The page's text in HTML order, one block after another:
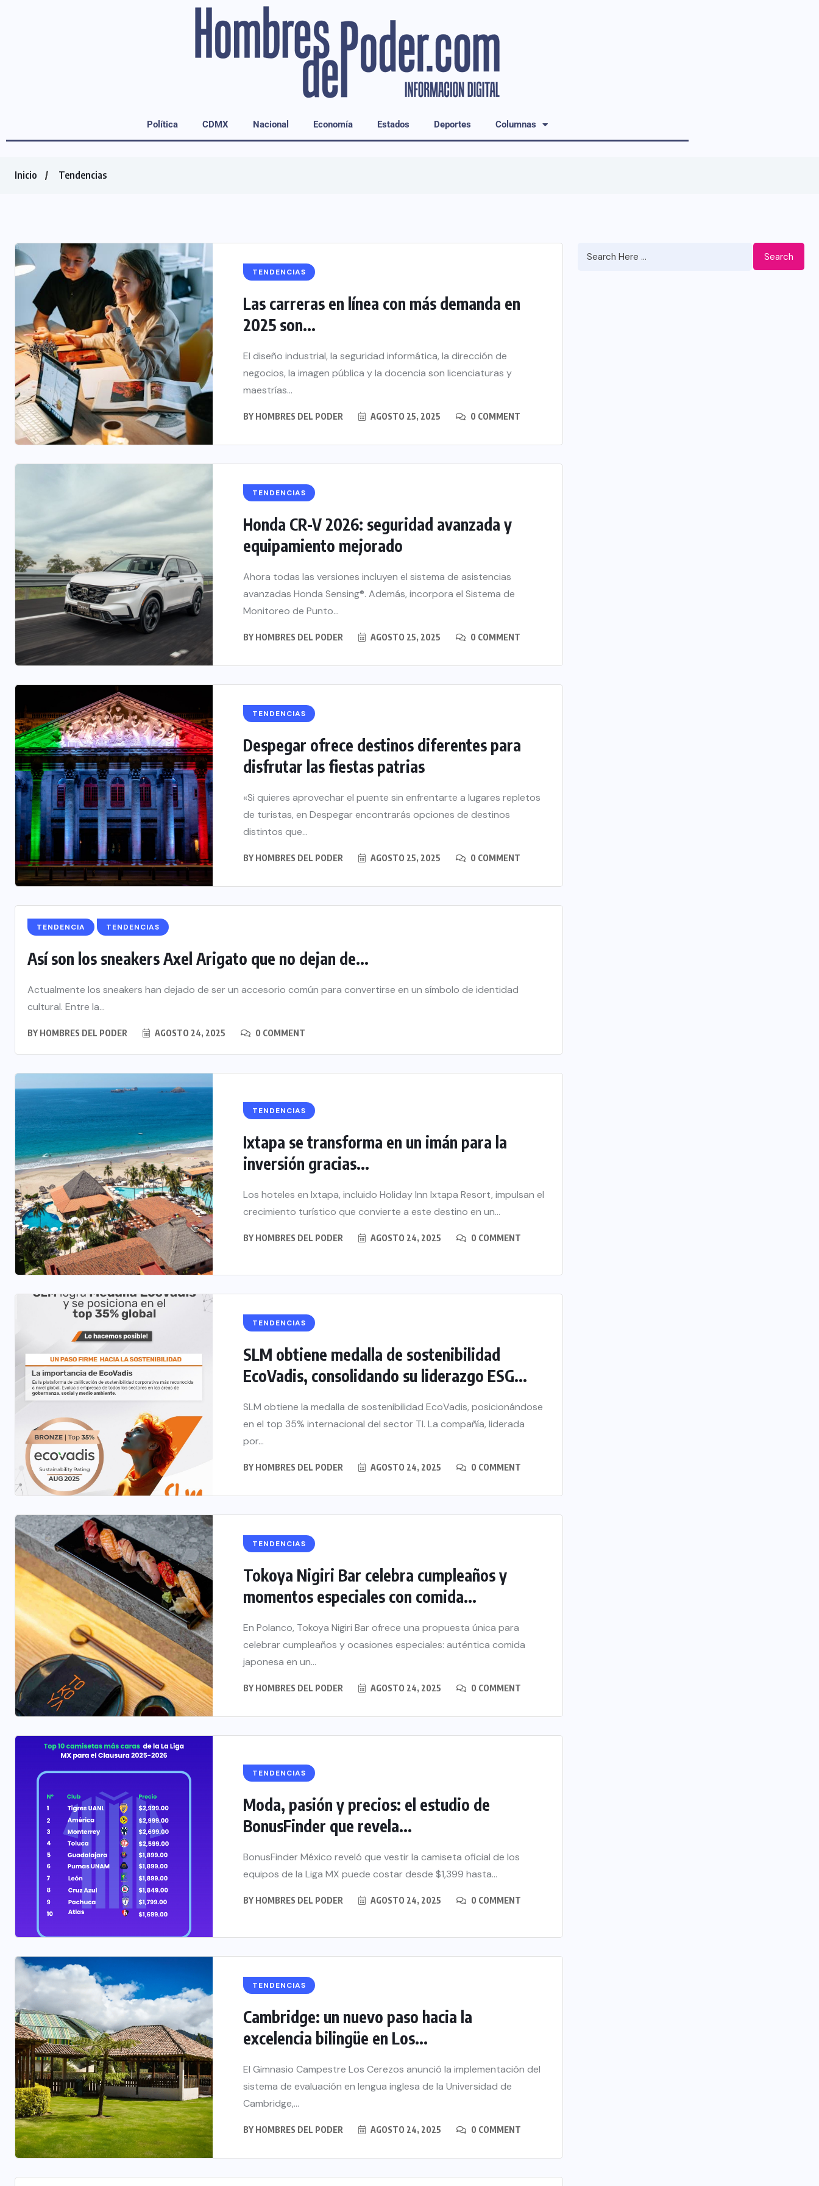
Política CDMX Nacional Economía Estados Deportes Columnas
Inicio Tendencias
TENDENCIAS
Las carreras en línea con más demanda en
2025 son...
El diseño industrial, la seguridad informática, la dirección de
negocios, la imagen pública y la docencia son licenciaturas y
maestrías...
BY HOMBRES DEL PODER AGOSTO 25, 2025 0 COMMENT
TENDENCIAS
Honda CR-V 2026: seguridad avanzada y
equipamiento mejorado
Ahora todas las versiones incluyen el sistema de asistencias
avanzadas Honda Sensing®. Además, incorpora el Sistema de
Monitoreo de Punto...
BY HOMBRES DEL PODER AGOSTO 25, 2025 0 COMMENT
TENDENCIAS
Despegar ofrece destinos diferentes para
disfrutar las fiestas patrias
«Si quieres aprovechar el puente sin enfrentarte a lugares repletos
de turistas, en Despegar encontrarás opciones de destinos
distintos que...
BY HOMBRES DEL PODER AGOSTO 25, 2025 0 COMMENT
TENDENCIA TENDENCIAS
Así son los sneakers Axel Arigato que no dejan de...
Actualmente los sneakers han dejado de ser un accesorio común para convertirse en un símbolo de identidad
cultural. Entre la...
BY HOMBRES DEL PODER AGOSTO 24, 2025 0 COMMENT
TENDENCIAS
Ixtapa se transforma en un imán para la
inversión gracias...
Los hoteles en Ixtapa, incluido Holiday Inn Ixtapa Resort, impulsan el
crecimiento turístico que convierte a este destino en un...
BY HOMBRES DEL PODER AGOSTO 24, 2025 0 COMMENT
TENDENCIAS
SLM obtiene medalla de sostenibilidad
EcoVadis, consolidando su liderazgo ESG...
SLM obtiene la medalla de sostenibilidad EcoVadis, posicionándose
en el top 35% internacional del sector TI. La compañía, liderada
por...
BY HOMBRES DEL PODER AGOSTO 24, 2025 0 COMMENT
TENDENCIAS
Tokoya Nigiri Bar celebra cumpleaños y
momentos especiales con comida...
En Polanco, Tokoya Nigiri Bar ofrece una propuesta única para
celebrar cumpleaños y ocasiones especiales: auténtica comida
japonesa en un...
BY HOMBRES DEL PODER AGOSTO 24, 2025 0 COMMENT
TENDENCIAS
Moda, pasión y precios: el estudio de
BonusFinder que revela...
BonusFinder México reveló que vestir la camiseta oficial de los
equipos de la Liga MX puede costar desde $1,399 hasta...
BY HOMBRES DEL PODER AGOSTO 24, 2025 0 COMMENT
TENDENCIAS
Cambridge: un nuevo paso hacia la
excelencia bilingüe en Los...
El Gimnasio Campestre Los Cerezos anunció la implementación del
sistema de evaluación en lengua inglesa de la Universidad de
Cambridge,...
BY HOMBRES DEL PODER AGOSTO 24, 2025 0 COMMENT
Search